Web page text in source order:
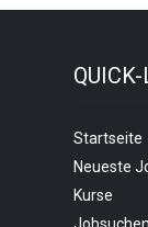
Startseite
Neueste
Kurse